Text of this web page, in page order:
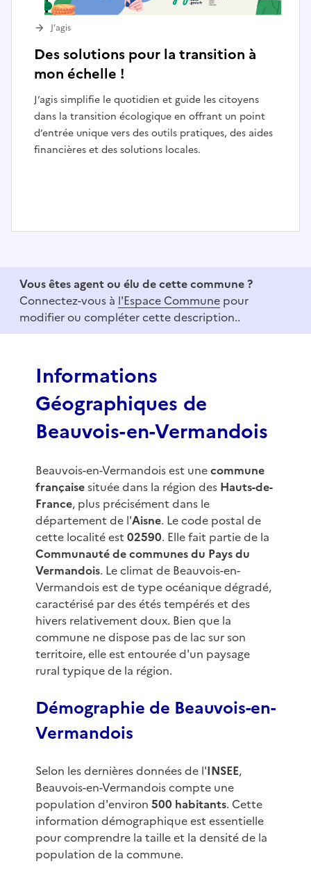
Des solutions pour la transition à
mon échelle !
J’agis simplifie le quotidien et guide les citoyens
dans la transition écologique en offrant un point
d’entrée unique vers des outils pratiques, des aides
financières et des solutions locales.
J’agis
f
Vous êtes agent ou élu de cette commune ?
Connectez-vous à l'Espace Commune pour
modifier ou compléter cette description..
Informations
Géographiques de
Beauvois-en-Vermandois
Beauvois-en-Vermandois est unecommune
françaisesituée dans la région des Hauts-de-
France, plus précisément dans le
département de l'Aisne. Le code postal de
cette localité est 02590. Elle fait partie de la
Communauté de communes du Pays du
Vermandois. Le climat de Beauvois-en-
Vermandois est de type océanique dégradé,
caractérisé par des étés tempérés et des
hivers relativement doux. Bien que la
commune ne dispose pas de lac sur son
territoire, elle est entourée d'un paysage
rural typique de la région.
Démographie de Beauvois-en-
Vermandois
Selon les dernières données de l'INSEE,
Beauvois-en-Vermandois compte une
population d'environ 500 habitants. Cette
information démographique est essentielle
pour comprendre la taille et la densité de la
population de la commune.